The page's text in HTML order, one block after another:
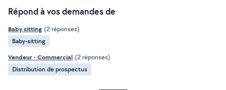
Répond à vos demandes de
Baby sitting (2 réponses)
Baby-sitting
Vendeur - Commercial (2 réponses)
Distribution de prospectus